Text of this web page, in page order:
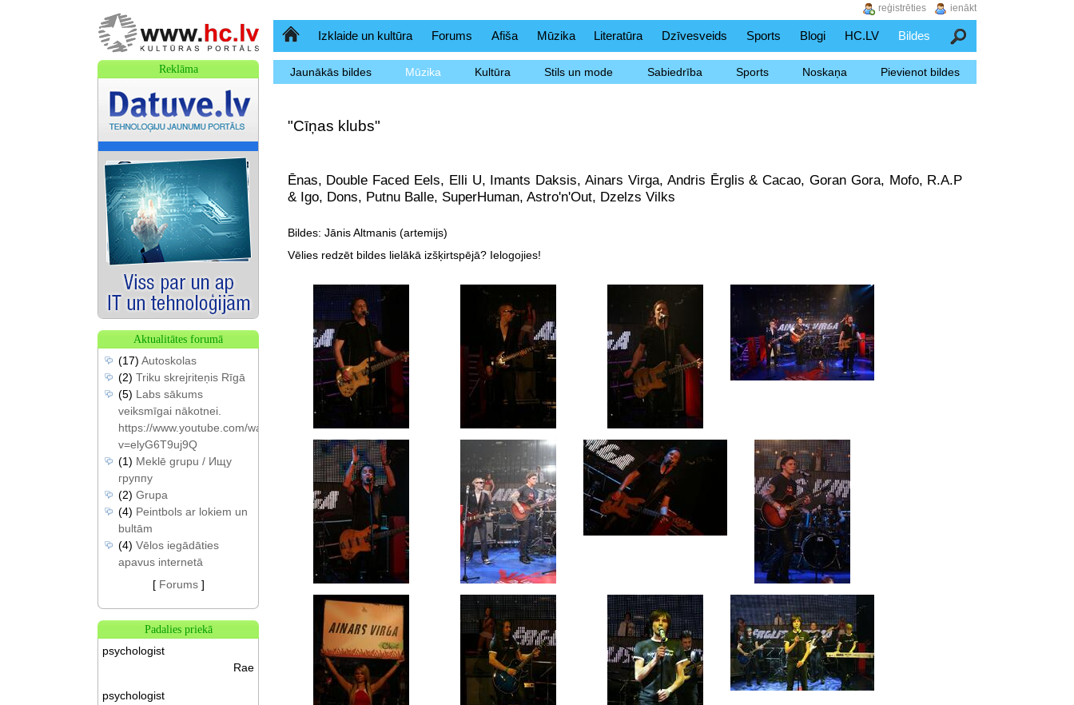
SākumlapaIzklaide un kultūra Forums Afiša Mūzika Literatūra Dzīvesveids Sports Blogi HC.LV Bildes Meklēšana
Jaunākās bildes Mūzika Kultūra Stils un mode Sabiedrība Sports Noskaņa Pievienot bildes
"Cīņas klubs"
Ēnas, Double Faced Eels, Elli U, Imants Daksis, Ainars Virga, Andris Ērglis & Cacao, Goran Gora, Mofo, R.A.P
& Igo, Dons, Putnu Balle, SuperHuman, Astro'n'Out, Dzelzs Vilks
Bildes: Jānis Altmanis (artemijs)
Vēlies redzēt bildes lielākā izšķirtspējā? Ielogojies!
Reklāma
Aktualitātes forumā
(17) Autoskolas
(2) Triku skrejriteņis Rīgā
(5) Labs sākums
veiksmīgai nākotnei.
https://www.youtube.com/watch?
v=elyG6T9uj9Q
(1) Meklē grupu / Ищу
группу
(2) Grupa
(4) Peintbols ar lokiem un
bultām
(4) Vēlos iegādāties
apavus internetā
[ Forums]
Padalies priekā
psychologist
Rae
psychologist
ienākt
reģistrēties